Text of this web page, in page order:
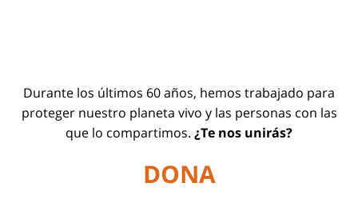
Durante los últimos 60 años, hemos trabajado para
proteger nuestro planeta vivo y las personas con las
que lo compartimos. ¿Te nos unirás?
DONA